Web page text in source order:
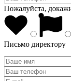
Пожалуйста,
Письмо директору